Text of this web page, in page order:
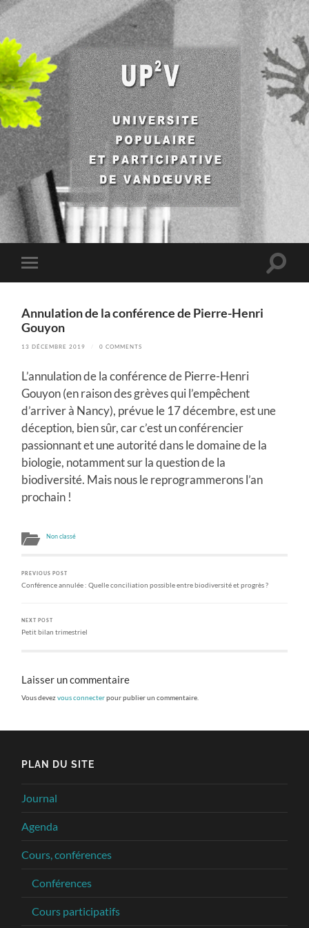
UP2V
Toggle
mobile
Toggle
Annulation de la conférence de Pierre-Henri
Gouyon
13 DÉCEMBRE 2019 0 COMMENTS
L’annulation de la conférence de Pierre-Henri
Gouyon (en raison des grèves qui l’empêchent
d’arriver à Nancy), prévue le 17 décembre, est une
déception, bien sûr, car c’est un conférencier
passionnant et une autorité dans le domaine de la
biologie, notamment sur la question de la
biodiversité. Mais nous le reprogrammerons l’an
prochain !
Non classé
PREVIOUS POST
Conférence annulée : Quelle conciliation possible entre biodiversité et progrès ?
NEXT POST
Petit bilan trimestriel
Laisser un commentaire
Vous devezvous connecterpour publier un commentaire.
PLAN DU SITE
Journal
Agenda
Cours, conférences
Conférences
Cours participatifs